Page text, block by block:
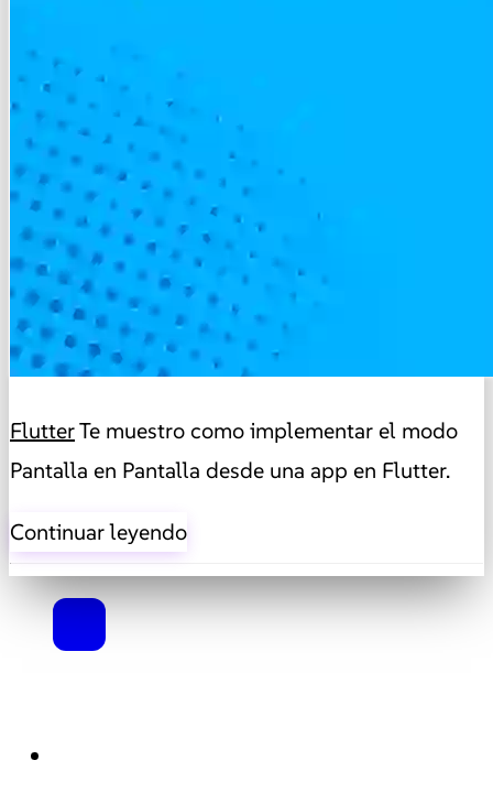
FlutterTe muestro como implementar el modo
Pantalla en Pantalla desde una app en Flutter.
Continuar leyendo